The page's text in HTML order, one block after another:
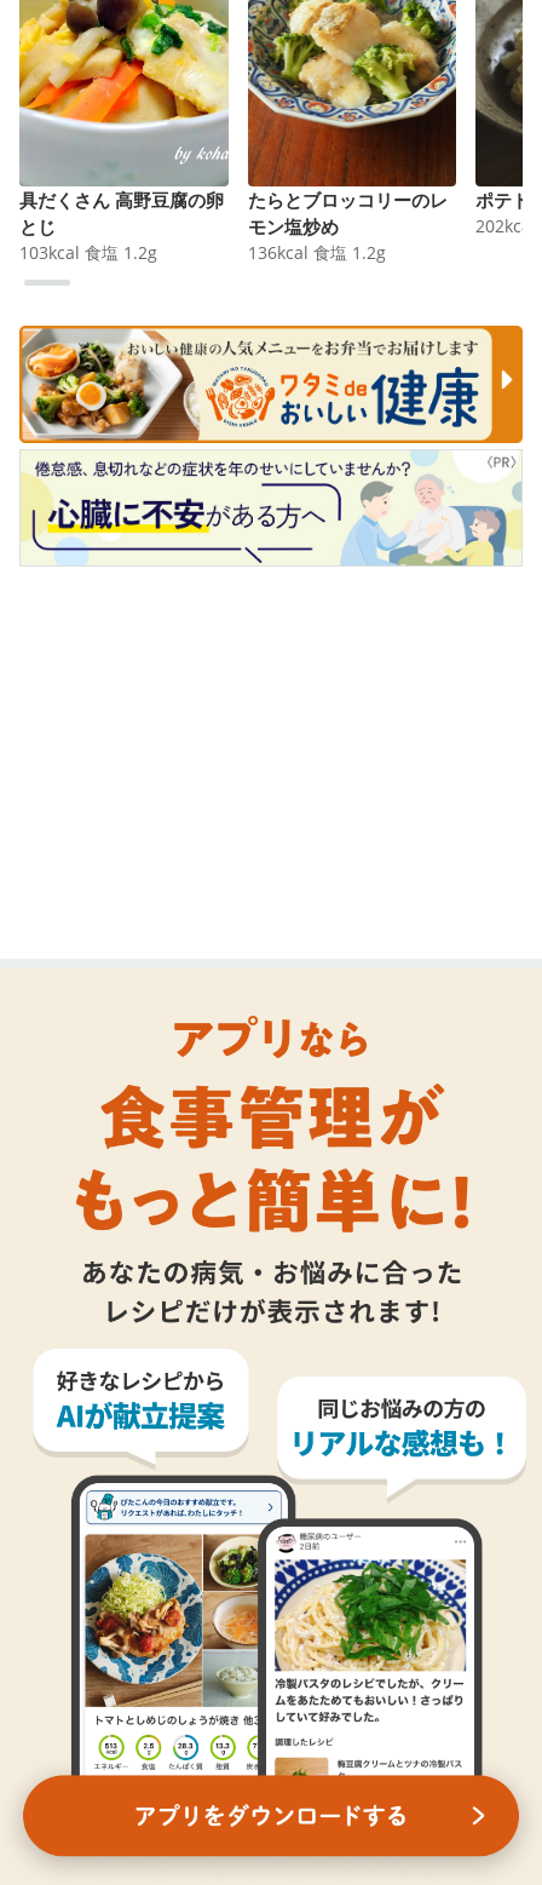
具だくさん 高野豆腐の卵
とじ
103kcal 食塩 1.2g
たらとブロッコリーのレ
モン塩炒め
136kcal 食塩 1.2g
ポテト
202kcal